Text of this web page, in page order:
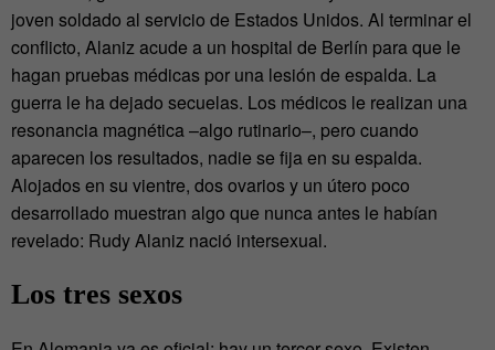
joven soldado al servicio de Estados Unidos. Al terminar el
conflicto, Alaniz acude a un hospital de Berlín para que le
hagan pruebas médicas por una lesión de espalda. La
guerra le ha dejado secuelas. Los médicos le realizan una
resonancia magnética –algo rutinario–, pero cuando
aparecen los resultados, nadie se fija en su espalda.
Alojados en su vientre, dos ovarios y un útero poco
desarrollado muestran algo que nunca antes le habían
revelado: Rudy Alaniz nació intersexual.
Los tres sexos